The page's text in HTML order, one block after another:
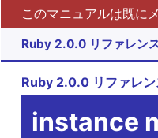
このマニュアルは既に
Ruby 2.0.0 リファレン
Ruby 2.0.0 リファレン
instance